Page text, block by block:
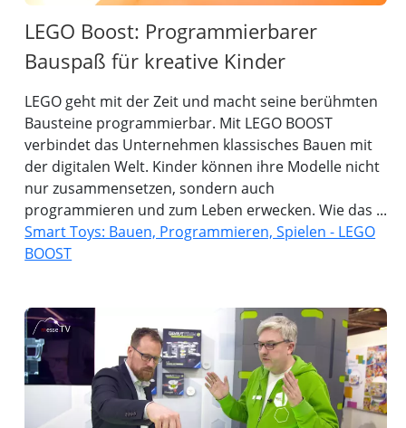
LEGO Boost: Programmierbarer
Bauspaß für kreative Kinder
LEGO geht mit der Zeit und macht seine berühmten
Bausteine programmierbar. Mit LEGO BOOST
verbindet das Unternehmen klassisches Bauen mit
der digitalen Welt. Kinder können ihre Modelle nicht
nur zusammensetzen, sondern auch
programmieren und zum Leben erwecken. Wie das ...
Smart Toys: Bauen, Programmieren, Spielen - LEGO
BOOST